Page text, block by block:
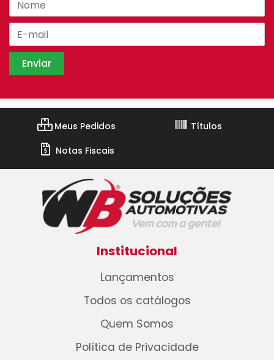
Meus Pedidos
Títulos
Notas Fiscais
Institucional
Lançamentos
Todos os catálogos
Quem Somos
Política de Privacidade